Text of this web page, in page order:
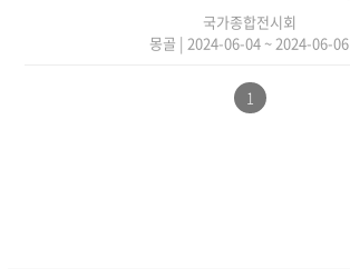
국가종합전시회
몽골 | 2024-06-04 ~ 2024-06-06
1